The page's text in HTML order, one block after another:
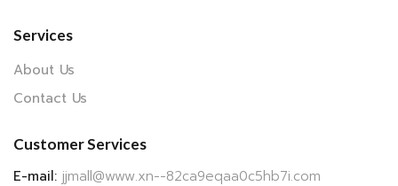
Services
About Us
Contact Us
Customer Services
E-mail: jjmall@www.xn--82ca9eqaa0c5hb7i.com